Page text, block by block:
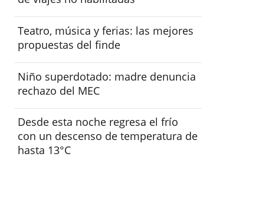
Teatro, música y ferias: las mejores
propuestas del finde
Niño superdotado: madre denuncia
rechazo del MEC
Desde esta noche regresa el frío
con un descenso de temperatura de
hasta 13°C